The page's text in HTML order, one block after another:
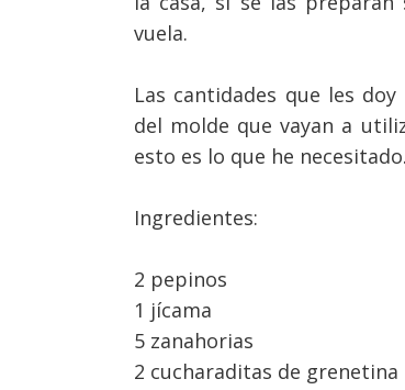
vuela.
Las cantidades que les
del molde que vayan a
esto es lo que he necesitado.
Ingredientes:
2 pepinos
1 jícama
5 zanahorias
2 cucharaditas de grenetina